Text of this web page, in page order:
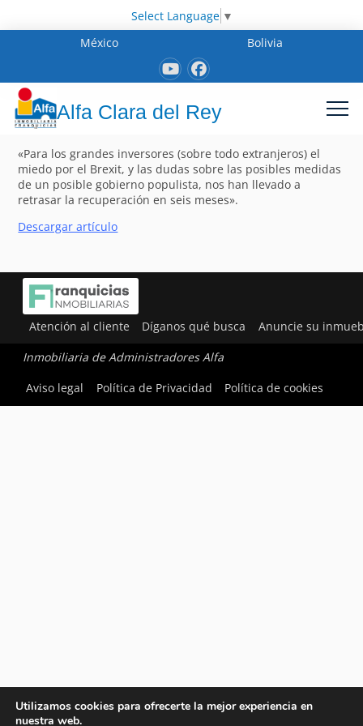
Select Language ▼
México
Bolivia
Alfa Clara del Rey
«Para los grandes inversores (sobre todo extranjeros) el
miedo por el Brexit, y las dudas sobre las posibles medidas
de un posible gobierno populista, nos han llevado a
retrasar la recuperación en seis meses».
Descargar artículo
Atención al cliente Díganos qué busca Anuncie su
Inmobiliaria de Administradores Alfa
Aviso legal
Política de Privacidad Política de cookies
Utilizamos cookies para ofrecerte la mejor experiencia en
nuestra web.